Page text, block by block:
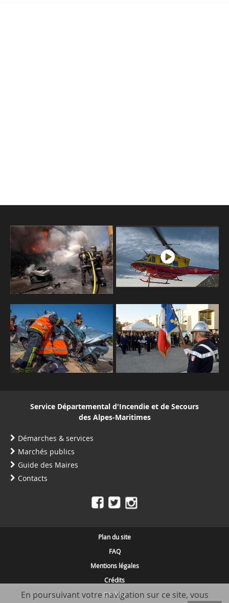
Service Départemental d'Incendie et de Secours
des Alpes-Maritimes
Démarches & services
Marchés publics
Guide des Maires
Contacts
Plan du site
FAQ
Mentions légales
Crédits
Cookies
En poursuivant votre navigation sur ce site, vous